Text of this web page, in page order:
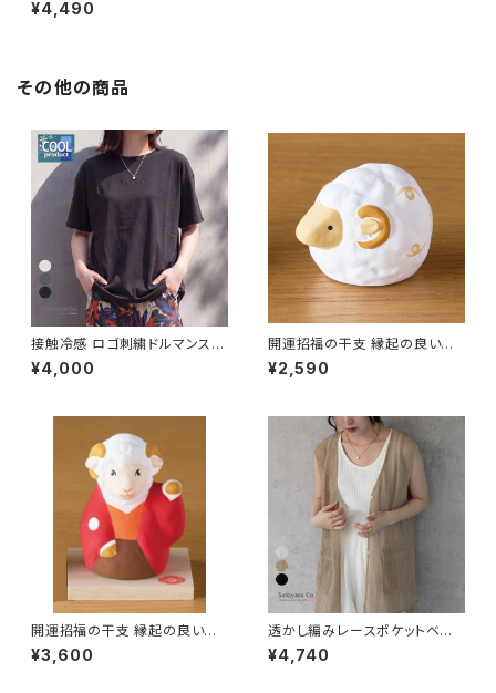
インテリア ファブリック・敷物
¥4,490
その他の商品
接触冷感 ロゴ刺繍ドルマンスリ
ーブTシャツ トップス 半袖 体型
カバー 2026夏新作 / ファッショ
¥4,000
開運招福の干支 縁起の良い置
物 開運 福未(白) 予約販売 / 家
具・インテリア インテリア雑貨
¥2,590
開運招福の干支 縁起の良い置
物 開運 招き未(左手) 予約販売
/ 家具・インテリア インテリア雑
¥3,600
透かし編みレースポケットベスト
ジレ レースベスト シアーベスト
Lサイズ 大きいサイズ 2026夏 /
¥4,740